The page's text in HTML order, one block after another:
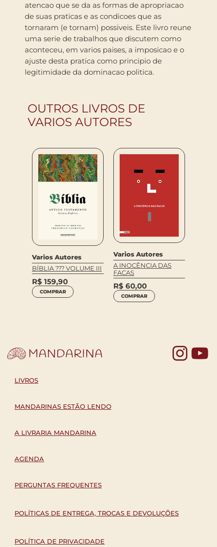
atencao que se da as formas de apropriacao
de suas praticas e as condicoes que as
tornaram (e tornam) possiveis. Este livro reune
uma serie de trabalhos que discutem como
aconteceu, em varios paises, a imposicao e o
ajuste desta pratica como principio de
legitimidade da dominacao politica.
OUTROS LIVROS DE
VARIOS AUTORES
Varios Autores
BÍBLIA ??? VOLUME III
R$ 159,90
COMPRAR
Varios Autores
A INOCÊNCIA DAS
FACAS
R$ 60,00
COMPRAR
LIVROS
MANDARINAS ESTÃO LENDO
A LIVRARIA MANDARINA
AGENDA
PERGUNTAS FREQUENTES
POLÍTICAS DE ENTREGA, TROCAS E DEVOLUÇÕES
POLÍTICA DE PRIVACIDADE